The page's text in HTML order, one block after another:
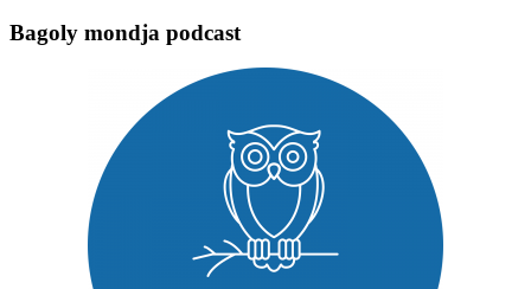
Bagoly mondja podcast